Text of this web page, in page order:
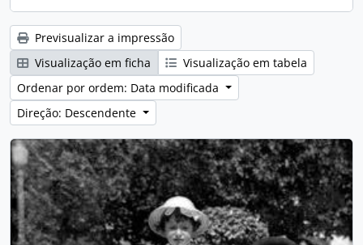
Previsualizar a impressão
Visualização em ficha
Visualização em tabela
Ordenar por ordem: Data modificada
Direção: Descendente